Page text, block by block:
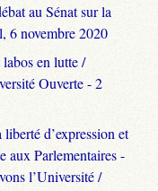
au Sénat sur la
6 novembre 2020
en lutte /
Ouverte - 2
d’expression et
aux Parlementaires -
l’Université /